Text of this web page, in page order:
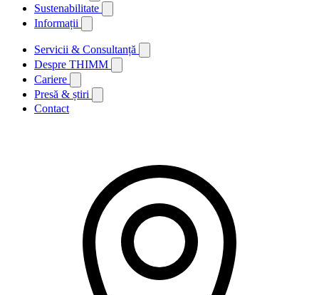
Sustenabilitate
Informații
Servicii & Consultanță
Despre THIMM
Cariere
Presă & știri
Contact